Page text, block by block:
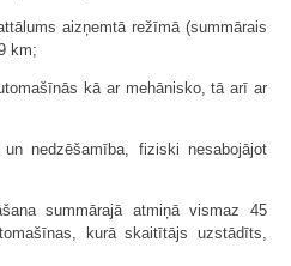
aizņemtā režīmā (summārais
km;
kā ar mehānisko, tā arī ar
nedzēšamība, fiziski nesabojājot
summārajā atmiņā vismaz 45
kurā skaitītājs uzstādīts,